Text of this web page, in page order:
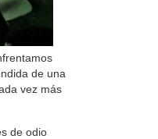
de una
vez más
de odio